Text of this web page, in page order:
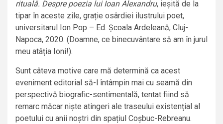
rituală. Despre poezia lui Ioan Alexandru, ieșită de la
tipar în aceste zile, grație osârdiei ilustrului poet,
universitarul Ion Pop – Ed. Școala Ardeleană, Cluj-
Napoca, 2020. (Doamne, ce binecuvântare să am în jurul
meu atâția Ioni!).
Sunt câteva motive care mă determină ca acest
eveniment editorial să-l întâmpin mai cu seamă din
perspectivă biografic-sentimentală, tentat fiind să
remarc măcar niște atingeri ale traseului existențial al
poetului cu anii noștri din spațiul Coșbuc-Rebreanu.